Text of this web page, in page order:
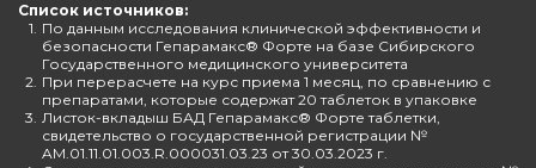
Список источников:
1. По данным исследования клинической эффективности и
безопасности Гепарамакс® Форте на базе Сибирского
Государственного медицинского университета
2. При перерасчете на курс приема 1 месяц, по сравнению с
препаратами, которые содержат 20 таблеток в упаковке
3. Листок-вкладыш БАД Гепарамакс® Форте таблетки,
свидетельство о государственной регистрации №
AM.01.11.01.003.R.000031.03.23 от 30.03.2023 г.